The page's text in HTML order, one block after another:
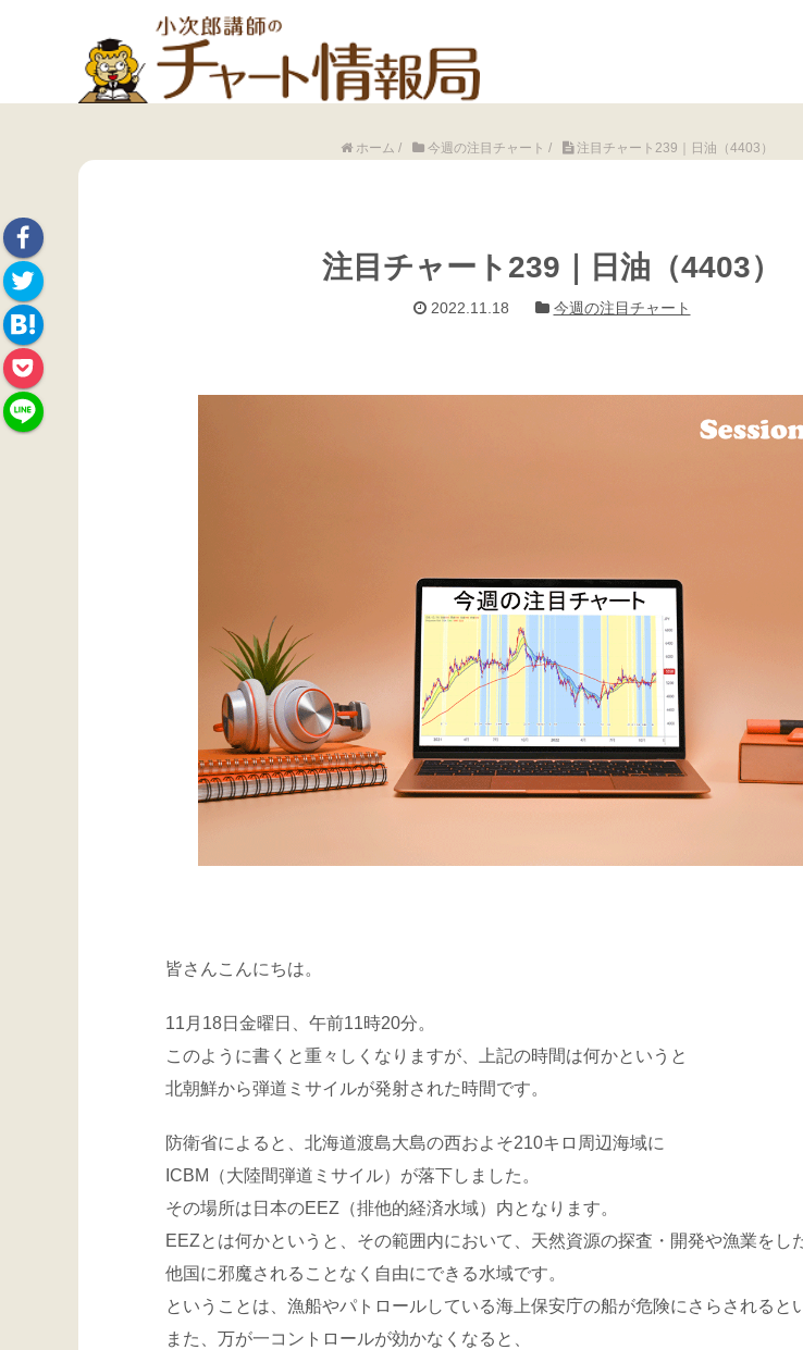
ホーム / 今週の注目チャート / 注目チャート239｜日油（4403）
注目チャート239｜日油（4403）
2022.11.18 今週の注目チャート
皆さんこんにちは。
11月18日金曜日、午前11時20分。
このように書くと重々しくなりますが、上記の時間は何かというと
北朝鮮から弾道ミサイルが発射された時間です。
防衛省によると、北海道渡島大島の西およそ210キロ周辺海域に
ICBM（大陸間弾道ミサイル）が落下しました。
その場所は日本のEEZ（排他的経済水域）内となります。
EEZとは何かというと、その範囲内において、天然資源の探査・開発や漁業をし
他国に邪魔されることなく自由にできる水域です。
ということは、漁船やパトロールしている海上保安庁の船が危険にさらされると
また、万が一コントロールが効かなくなると、
Face
book
Twitte
r
Hate
na
Pock